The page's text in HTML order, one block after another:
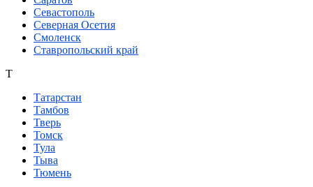
Севастополь
Северная Осетия
Смоленск
Ставропольский край
Т
Татарстан
Тамбов
Тверь
Томск
Тула
Тыва
Тюмень